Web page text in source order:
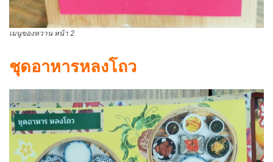
เมนูของหวาน หน้า 2
ชุดอาหารหลงโถว